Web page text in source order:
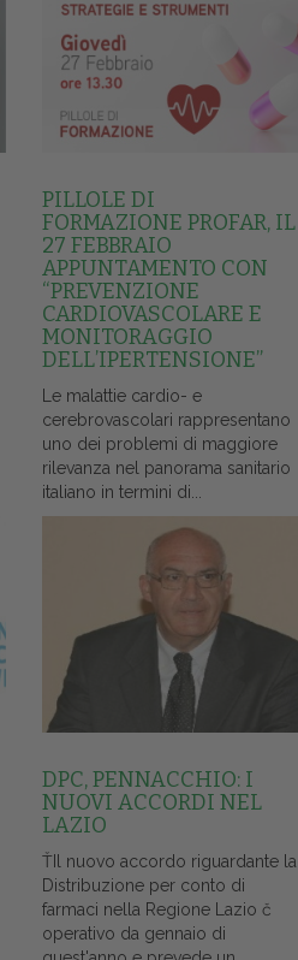
PILLOLE DI
FORMAZIONE PROFAR, IL
27 FEBBRAIO
APPUNTAMENTO CON
“PREVENZIONE
CARDIOVASCOLARE E
MONITORAGGIO
DELL’IPERTENSIONE”
Le malattie cardio- e
cerebrovascolari rappresentano
uno dei problemi di maggiore
rilevanza nel panorama sanitario
italiano in termini di...
DPC, PENNACCHIO: I
NUOVI ACCORDI NEL
LAZIO
ŤIl nuovo accordo riguardante la
Distribuzione per conto di
farmaci nella Regione Lazio č
operativo da gennaio di